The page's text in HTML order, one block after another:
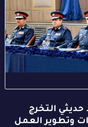
التخرج
وتطوير العمل